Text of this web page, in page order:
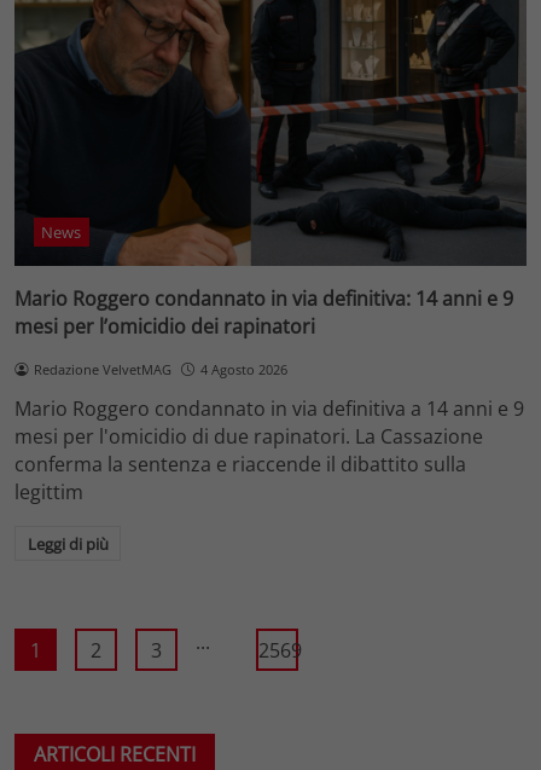
News
Mario Roggero condannato in via definitiva: 14 anni e 9
mesi per l’omicidio dei rapinatori
Redazione VelvetMAG 4 Agosto 2026
Mario Roggero condannato in via definitiva a 14 anni e 9
mesi per l'omicidio di due rapinatori. La Cassazione
conferma la sentenza e riaccende il dibattito sulla
legittim
Leggi di più
1 2 3 ... 2569
ARTICOLI RECENTI